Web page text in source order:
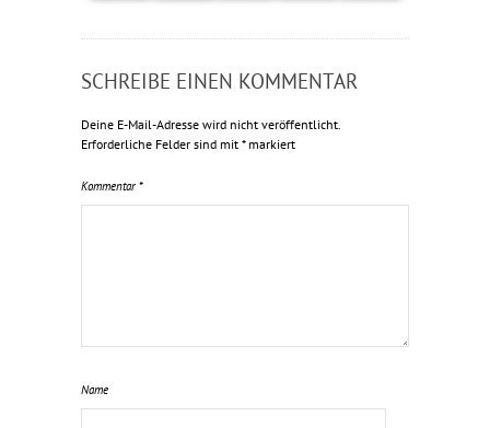
SCHREIBE EINEN KOMMENTAR
Deine E-Mail-Adresse wird nicht veröffentlicht.
Erforderliche Felder sind mit *markiert
Kommentar *
Name